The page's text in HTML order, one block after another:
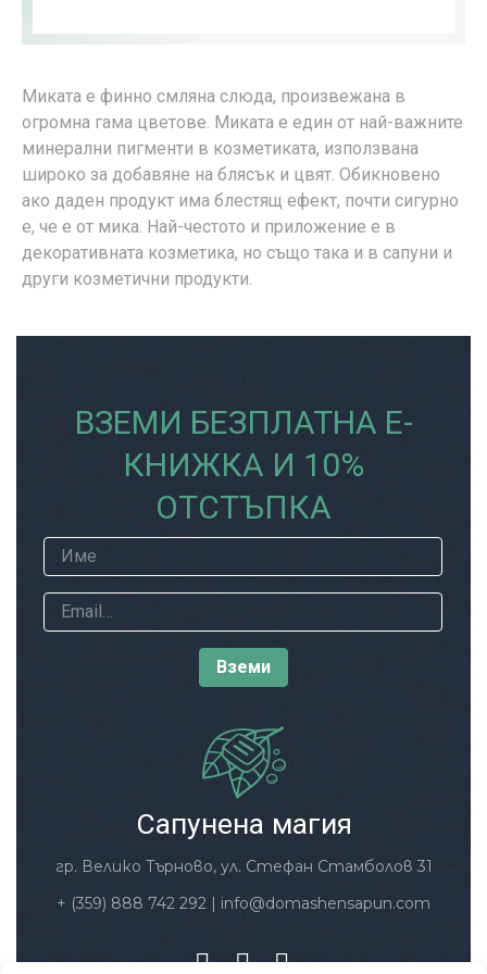
Миката е финно смляна слюда, произвежана в
огромна гама цветове. Миката е един от най-важните
минерални пигменти в козметиката, използвана
широко за добавяне на блясък и цвят. Обикновено
ако даден продукт има блестящ ефект, почти сигурно
е, че е от мика. Най-честото и приложение е в
декоративната козметика, но също така и в сапуни и
други козметични продукти.
ВЗЕМИ БЕЗПЛАТНА Е-
КНИЖКА И 10%
ОТСТЪПКА
Сапунена магия
гр. Велико Търново, ул. Стефан Стамболов 31
+ (359) 888 742 292 | info@domashensapun.com